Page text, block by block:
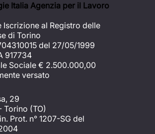
Italia Agenzia per il Lavoro
Iscrizione al Registro delle
di Torino
del 27/05/1999
917734
Sociale € 2.500.000,00
versato
29
Torino (TO)
Prot. n° 1207-SG del